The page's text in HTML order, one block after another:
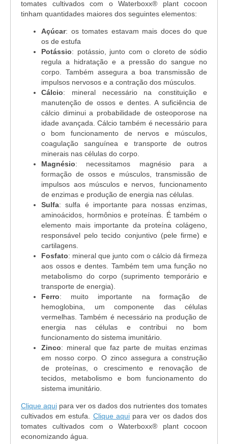
tomates cultivados com o Waterboxx® plant cocoon
tinham quantidades maiores dos seguintes elementos:
Açúcar: os tomates estavam mais doces do que
os de estufa
Potássio: potássio, junto com o cloreto de sódio
regula a hidratação e a pressão do sangue no
corpo. Também assegura a boa transmissão de
impulsos nervosos e a contração dos músculos.
Cálcio: mineral necessário na constituição e
manutenção de ossos e dentes. A suficiência de
cálcio diminui a probabilidade de osteoporose na
idade avançada. Cálcio também é necessário para
o bom funcionamento de nervos e músculos,
coagulação sanguínea e transporte de outros
minerais nas células do corpo.
Magnésio: necessitamos magnésio para a
formação de ossos e músculos, transmissão de
impulsos aos músculos e nervos, funcionamento
de enzimas e produção de energia nas células.
Sulfa: sulfa é importante para nossas enzimas,
aminoácidos, hormônios e proteínas. É também o
elemento mais importante da proteína colágeno,
responsável pelo tecido conjuntivo (pele firme) e
cartilagens.
Fosfato: mineral que junto com o cálcio dá firmeza
aos ossos e dentes. Também tem uma função no
metabolismo do corpo (suprimento temporário e
transporte de energia).
Ferro: muito importante na formação de
hemoglobina, um componente das células
vermelhas. Também é necessário na produção de
energia nas células e contribui no bom
funcionamento do sistema imunitário.
Zinco: mineral que faz parte de muitas enzimas
em nosso corpo. O zinco assegura a construção
de proteínas, o crescimento e renovação de
tecidos, metabolismo e bom funcionamento do
sistema imunitário.
Clique aqui para ver os dados dos nutrientes dos tomates
cultivados em estufa. Clique aquipara ver os dados dos
tomates cultivados com o Waterboxx® plant cocoon
economizando água.